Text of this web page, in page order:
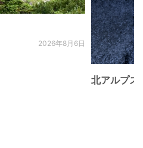
2026年8月6日
北アルプ